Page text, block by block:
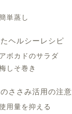
単蒸し
ヘルシーレシピ
ボカドのサラダ
しそ巻き
ささみ活用の注
用量を抑える